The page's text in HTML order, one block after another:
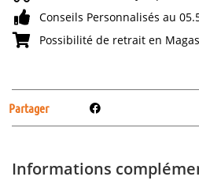
Conseils Personnalisés au
Possibilité de retrait en
Partager
Informations